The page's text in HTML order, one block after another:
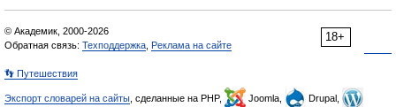
18+
© Академик, 2000-2026
Обратная связь: Техподдержка Реклама на сайте
👣 Путешествия
Экспорт словарей на сайты , сделанные на PHP, Joomla, Drupal,